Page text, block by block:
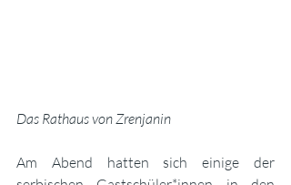
Das Rathaus von Zrenjanin
Am Abend hatten sich einige der